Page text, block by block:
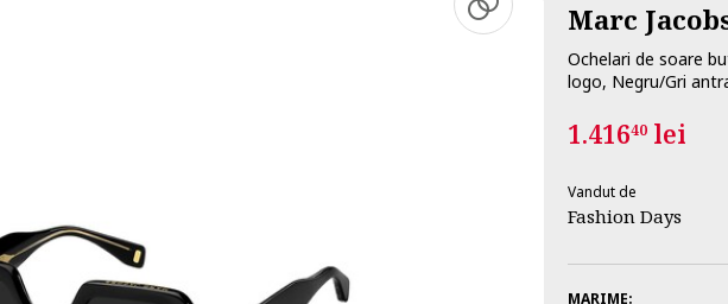
Marc
Ochelari de soare
logo, Negru/Gri
1.41640lei
Vandut de
Fashion Days
MARIME: